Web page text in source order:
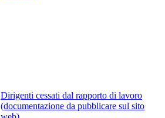
Dirigenti cessati dal rapporto di lavoro
(documentazione da pubblicare sul sito